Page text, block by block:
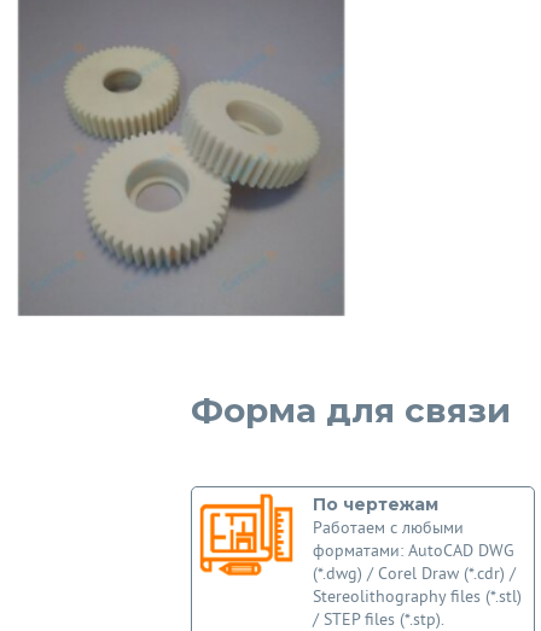
Форма для связи
По чертежам
Работаем с любыми
форматами: AutoCAD DWG
(*.dwg) / Corel Draw (*.cdr) /
Stereolithography files (*.stl)
/ STEP files (*.stp).